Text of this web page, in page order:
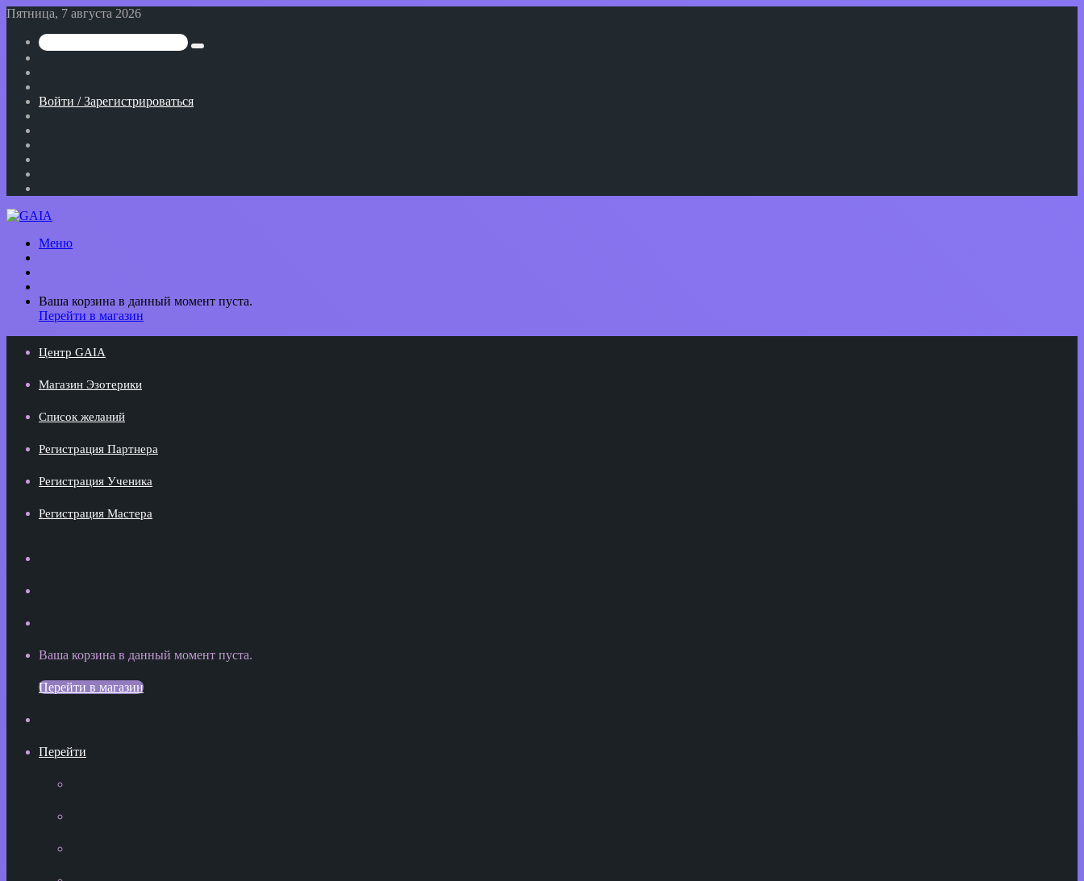
Пятница, 7 августа 2026
Искать
статья
Войти / Зарегистрироваться
Меню
Просмотреть
корзину
Ваша корзина в данный момент пуста.
Перейти в магазин
Центр GAIA
Магазин Эзотерики
Список желаний
Регистрация Партнера
Регистрация Ученика
Регистрация Мастера
Просмотреть
корзину
Ваша корзина в данный момент пуста.
Перейти в магазин
Перейти